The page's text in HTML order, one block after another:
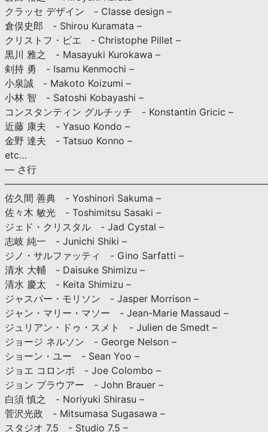
クラッセ デザイン - Classe design –
倉俣史郎 - Shirou Kuramata –
クリストフ・ピエ - Christophe Pillet –
黒川 雅之 - Masayuki Kurokawa –
剣持 勇 - Isamu Kenmochi –
小泉誠 - Makoto Koizumi –
小林 智 - Satoshi Kobayashi –
コンスタンティン グルチッチ - Konstantin Gricic –
近藤 康夫 - Yasuo Kondo –
金野 達夫 - Tatsuo Konno –
etc…
— さ行
佐久間 善典 - Yoshinori Sakuma –
佐々木 敏光 - Toshimitsu Sasaki –
ジェド・クリスタル - Jad Cystal –
志岐 純一 - Junichi Shiki –
ジノ・サルファッティ - Gino Sarfatti –
清水 大輔 - Daisuke Shimizu –
清水 慶太 - Keita Shimizu –
ジャスパー・モリソン - Jasper Morrison –
ジャン・マリー・マソー - Jean-Marie Massaud –
ジュリアン・ドゥ・スメト - Julien de Smedt –
ジョージ ネルソン - George Nelson –
ショーン・ユー - Sean Yoo –
ジョエ コロンボ - Joe Colombo –
ジョン ブラウアー - John Brauer –
白須 慎之 - Noriyuki Shirasu –
菅沢光政 - Mitsumasa Sugasawa –
スタジオ 7.5 - Studio 7.5 –